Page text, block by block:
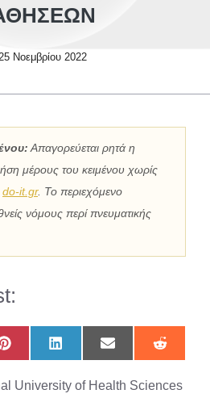
Νοεμβρίου 2022
Απαγορεύεται ρητά η
μέρους του κειμένου χωρίς
do-it.gr. Το περιεχόμενο
νόμους περί πνευματικής
Share
on
Share
on
Share
on
Share
on
University of Health Sciences